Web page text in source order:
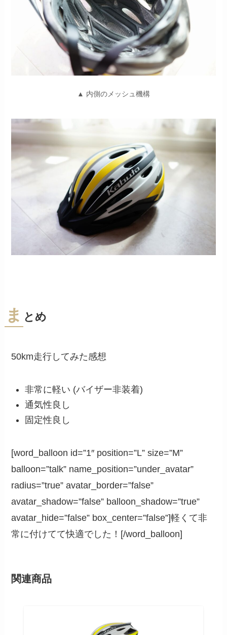
▲ 内側のメッシュ機構
ま とめ
50km走行してみた感想
非常に軽い (バイザー非装着)
通気性良し
固定性良し
[word_balloon id=”1″ position=”L” size=”M”
balloon=”talk” name_position=”under_avatar”
radius=”true” avatar_border=”false”
avatar_shadow=”false” balloon_shadow=”true”
avatar_hide=”false” box_center=”false”]軽くて非
常に付けてて快適でした！[/word_balloon]
関連商品